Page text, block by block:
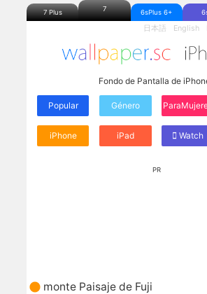
7 Plus 7 6sPlus 6+
日本語 English
Fondo de Pantalla de
Popular Género
iPhone iPad Watch
PR
monte Paisaje de Fuji